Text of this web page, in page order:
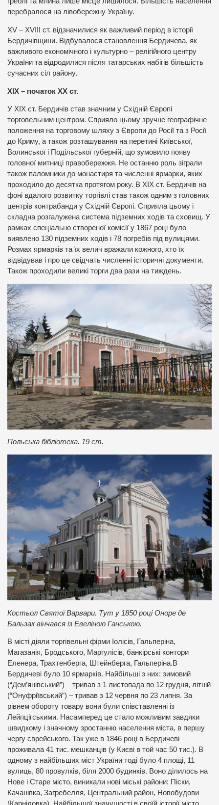
перебралося на лівобережну Україну.
ХV – ХVІІІ ст. відзначилися як важливий період в історії
Бердичівщини. Відбувалося становлення Бердичева, як
важливого економічного і культурно – релігійного центру
України та відродилися після татарських набігів більшість
сучасних сіл району.
ХІХ – початок ХХ ст.
У XІX ст. Бердичів став значним у Східній Європі
торговельним центром. Сприяло цьому зручне географічне
положення на торговому шляху з Європи до Росії та з Росії
до Криму, а також розташування на перетині Київської,
Волинської і Подільської губерній, що зумовило появу
головної митниці правобережжя. Не останню роль зіграли
також паломники до монастиря та численні ярмарки, яких
проходило до десятка протягом року. В XIX ст. Бердичів на
фоні вдалого розвитку торгівлі став також одним з головних
центрів контрабанди у Східній Європі. Сприяла цьому і
складна розгалужена система підземних ходів та сховищ. У
рамках спеціально створеної комісії у 1867 році було
виявлено 130 підземних ходів і 78 погребів під вулицями.
Розмах ярмарків та їх велич вражали кожного, хто їх
відвідував і про це свідчать численні історичні документи.
Також проходили великі торги два рази на тиждень.
Польська бібліотека. 19 ст.
Костьол Святої Варвари. Тут у 1850 році Оноре де
Бальзак вінчався із Евеліною Ганською.
В місті діяли торгівельні фірми Іолісів, Гальперіна,
Магазанія, Бродського, Маргулісів, банкірські контори
Еленера, Трахтенберга, Штейнберга, Гальперіна.В
Бердичеві було 10 ярмарків. Найбільші з них: зимовий
(“Дем’янівський”) – тривав з 1 листопада по 12 грудня, літній
(“Онуфріївський”) – тривав з 12 червня по 23 липня. За
рівнем обороту товару вони були співставленні із
Лейпцігськими. Насамперед це стало можливим завдяки
швидкому і значному зростанню населення міста, в першу
чергу єврейського. Так уже в 1846 році в Бердичеві
проживала 41 тис. мешканців (у Києві в той час 50 тис.). В
одному з найбільших міст України тоді було 4 площі, 11
вулиць, 80 провулків, біля 2000 будинків. Воно ділилось на
Нове і Старе місто, виникали нові міські райони: Піски,
Качанівка, Загребелля, Центральний район, Новобудови